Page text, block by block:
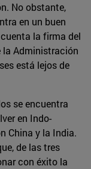
No obstante,
en un buen
la firma del
Administración
está lejos de
se encuentra
en Indo-
China y la India.
de las tres
con éxito la